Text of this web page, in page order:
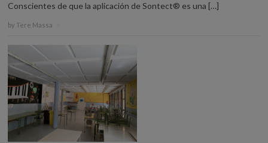
Conscientes de que la aplicación de Sontect® es una […]
by Tere Massa